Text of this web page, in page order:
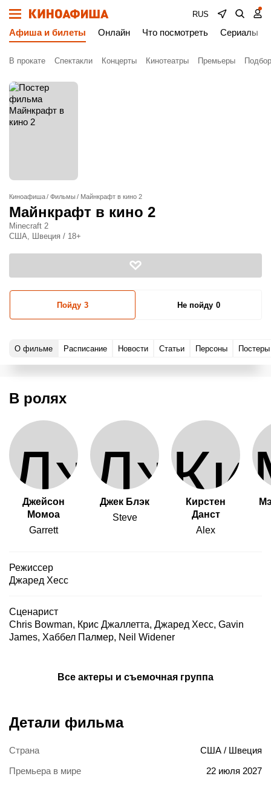
RUS
Афиша и билеты Онлайн Что посмотреть Сериалы
В прокате Спектакли Концерты Кинотеатры Премьеры
Киноафиша Фильмы Майнкрафт в кино 2
Майнкрафт в кино 2
Minecraft 2
США, Швеция / 18+
Пойду 3 Не пойду 0
О фильме Расписание Новости Статьи Персоны Постеры
В ролях
Джейсон
Момоа
Garrett
Джек Блэк
Steve
Кирстен
Данст
Alex
Режиссер
Джаред Хесс
Сценарист
Chris Bowman, Крис Джаллетта, Джаред Хесс, Gavin
James, Хаббел Палмер, Neil Widener
Все актеры и съемочная группа
Детали фильма
Страна
США / Швеция
Премьера в мире
22 июля 2027